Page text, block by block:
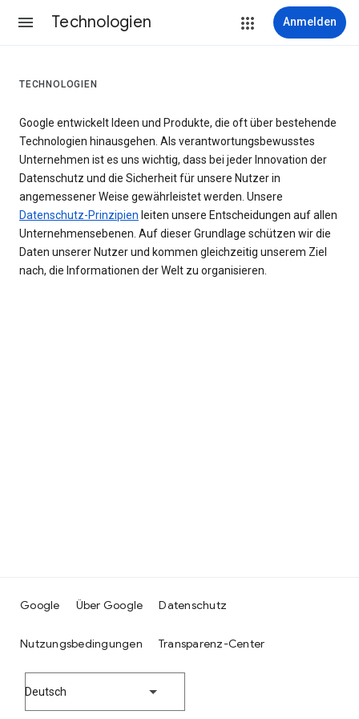
Technologien Anmelden
TECHNOLOGIEN
Google entwickelt Ideen und Produkte, die oft über bestehende
Technologien hinausgehen. Als verantwortungsbewusstes
Unternehmen ist es uns wichtig, dass bei jeder Innovation der
Datenschutz und die Sicherheit für unsere Nutzer in
angemessener Weise gewährleistet werden. Unsere
Datenschutz-Prinzipien leiten unsere Entscheidungen auf allen
Unternehmensebenen. Auf dieser Grundlage schützen wir die
Daten unserer Nutzer und kommen gleichzeitig unserem Ziel
nach, die Informationen der Welt zu organisieren.
Google Über Google Datenschutz
Nutzungsbedingungen Transparenz-Center
Deutsch